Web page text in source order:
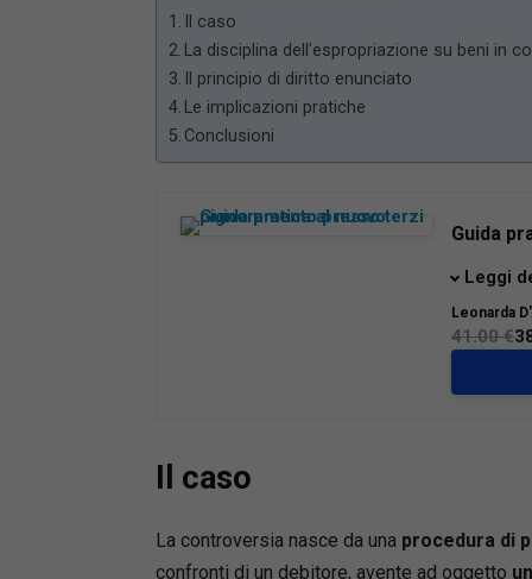
Il caso
La disciplina dell’espropriazione su beni in
Il principio di diritto enunciato
Le implicazioni pratiche
Conclusioni
Guida
La
il
possibili
della
Leggi
Leonarda
41.00 €
Il caso
La controversia nasce da una procedura di
confronti di un debitore, avente ad oggetto